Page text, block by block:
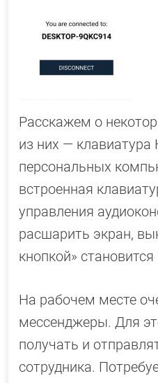
Расскажем о
из них —
персональных
встроенная
управления
расшарить экран,
кнопкой»
На рабочем месте
мессенджеры. Для
получать и
сотрудника.